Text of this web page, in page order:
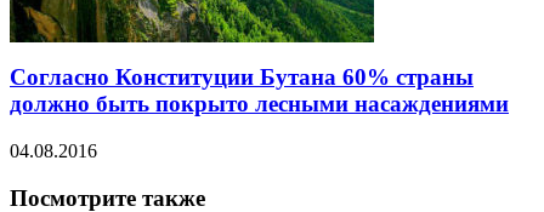
Согласно Конституции Бутана 60% страны
должно быть покрыто лесными насаждениями
04.08.2016
Посмотрите также